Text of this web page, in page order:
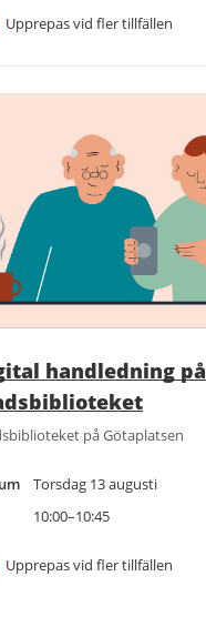
Upprepas vid fler tillfällen
handledning på
på Götaplatsen
Torsdag 13 augusti
10:00–10:45
Upprepas vid fler tillfällen